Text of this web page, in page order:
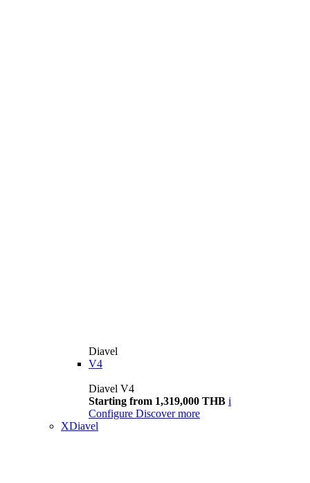
Diavel
V4
Diavel V4
Starting from 1,319,000 THB i
Configure Discover more
XDiavel